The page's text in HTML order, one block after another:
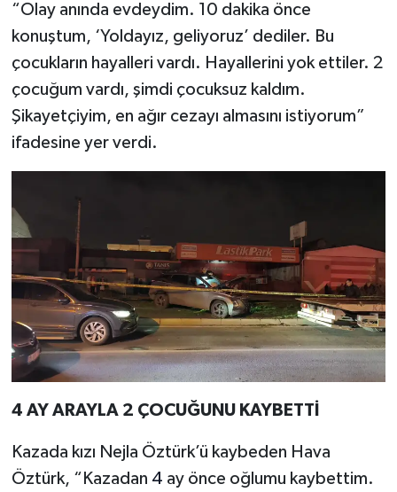
“Olay anında evdeydim. 10 dakika önce
konuştum, ‘Yoldayız, geliyoruz’ dediler. Bu
çocukların hayalleri vardı. Hayallerini yok ettiler. 2
çocuğum vardı, şimdi çocuksuz kaldım.
Şikayetçiyim, en ağır cezayı almasını istiyorum”
ifadesine yer verdi.
4 AY ARAYLA 2 ÇOCUĞUNU KAYBETTİ
Kazada kızı Nejla Öztürk’ü kaybeden Hava
Öztürk, “Kazadan 4 ay önce oğlumu kaybettim.